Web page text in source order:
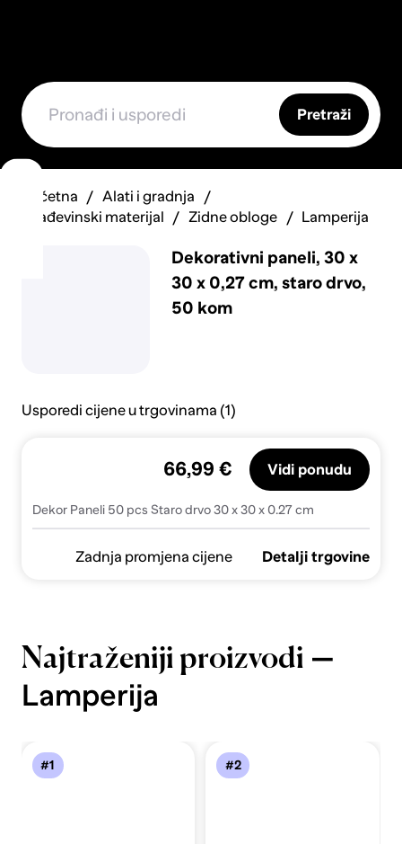
Pretraži
Početna
Alati i gradnja
Građevinski materijal
Zidne obloge Lamperija
Dekorativni paneli, 30 x
30 x 0,27 cm, staro drvo,
50 kom
Usporedi cijene u trgovinama (1)
Dekor Paneli 50 pcs Staro drvo 30 x 30 x 0.27 cm
66,99 € Vidi ponudu
Zadnja promjena cijene Detalji trgovine
Najtraženiji proizvodi —
Lamperija
#1 #2